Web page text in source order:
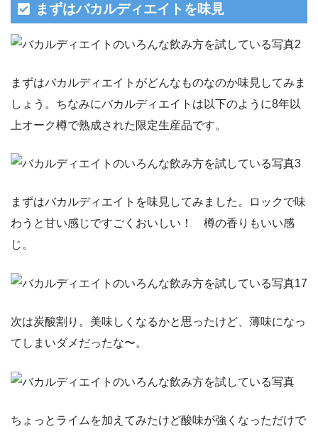
まずはバカルディエイトを味見
まずはバカルディエイトがどんなものなのか味見してみま
しょう。ちなみにバカルディエイトは以下のように8年以
上オーク樽で熟成された限定生産品です。
まずはバカルディエイトを味見してみました。ロックで味
わうと甘い感じですごくおいしい！ 樽の香りもいい感
じ。
次は炭酸割り。美味しくなるかと思ったけど、薄味になっ
てしまいダメだったな〜。
ちょっとライムを加えてみたけど酸味が強くなっただけで